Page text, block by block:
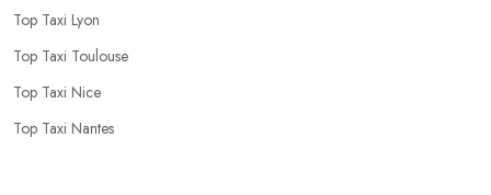
Top Taxi Lyon
Top Taxi Toulouse
Top Taxi Nice
Top Taxi Nantes